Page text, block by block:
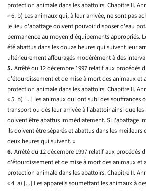
protection animale dans les abattoirs. Chapitre II.
« 6. b) Les animaux qui, à leur arrivée, ne sont pas
le lieu d'abattage doivent pouvoir disposer d'eau
permanence au moyen d'équipements appropriés.
été abattus dans les douze heures qui suivent leur
ultérieurement affouragés modérément à des
5. Arrêté du 12 décembre 1997 relatif aux procédés
d'étourdissement et de mise à mort des animaux et
protection animale dans les abattoirs. Chapitre II.
« 5. b) [...] les animaux qui ont subi des souffrances
transport ou dès leur arrivée à l'abattoir ainsi que les
doivent être abattus immédiatement. Si l'abattage
ils doivent être séparés et abattus dans les meilleurs
deux heures qui suivent. »
6. Arrêté du 12 décembre 1997 relatif aux procédés
d'étourdissement et de mise à mort des animaux et
protection animale dans les abattoirs. Chapitre II.
« 4. a) [...] Les appareils soumettant les animaux à